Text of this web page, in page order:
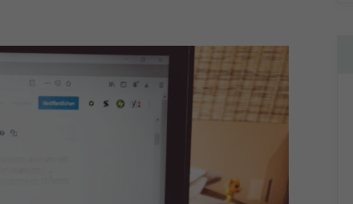
Cookies ermöglichen grundlegende
und sind für die einwandfreie Funktion der